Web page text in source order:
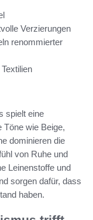
Verzierungen
renommierter
spielt eine
Töne wie Beige,
dominieren die
von Ruhe und
Leinenstoffe und
sorgen dafür, dass
haben.